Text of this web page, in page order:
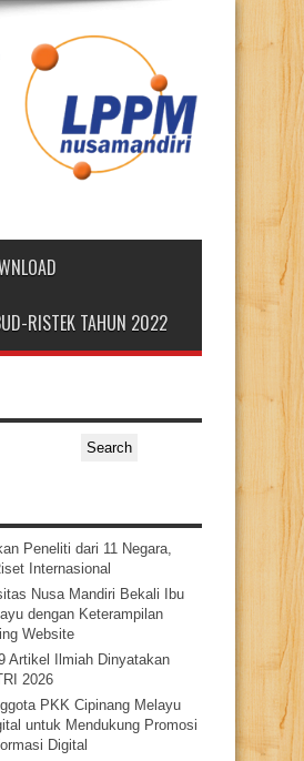
RISTEK TAHUN 2022
Peneliti dari 11 Negara,
Internasional
Nusa Mandiri Bekali Ibu
dengan Keterampilan
Website
Artikel Ilmiah Dinyatakan
2026
PKK Cipinang Melayu
untuk Mendukung Promosi
Digital